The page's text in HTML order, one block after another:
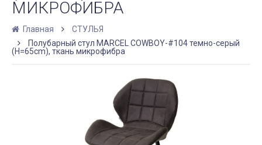
МИКРОФИБРА
Главная
СТУЛЬЯ
Полубарный стул MARCEL COWBOY-#104 темно-серый
(H=65cm), ткань микрофибра